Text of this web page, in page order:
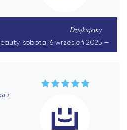
Dziękujemy
sobota, 6 wrzesień 2025
i